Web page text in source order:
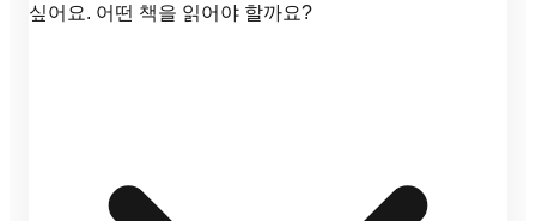
싶어요. 어떤 책을 읽어야 할까요?